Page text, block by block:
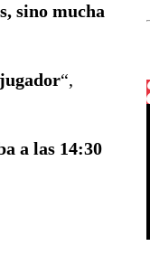
sino mucha
“,
a las 14:30